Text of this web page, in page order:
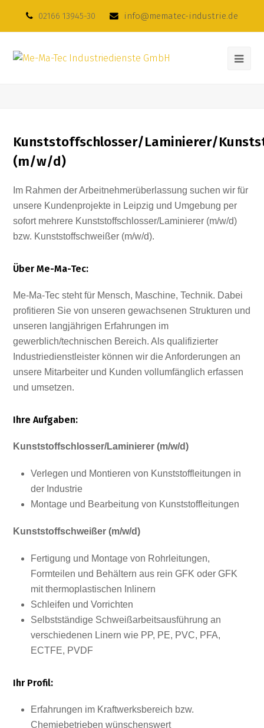
02166 13945-30 info@mematec-industrie.de
Kunststoffschlosser/Laminierer/
(m/w/d)
Im Rahmen der Arbeitnehmerüberlassung suchen wir für
unsere Kundenprojekte in Leipzig und Umgebung per
sofort mehrere Kunststoffschlosser/Laminierer (m/w/d)
bzw. Kunststoffschweißer (m/w/d).
Über Me-Ma-Tec:
Me-Ma-Tec steht für Mensch, Maschine, Technik. Dabei
profitieren Sie von unseren gewachsenen Strukturen und
unseren langjährigen Erfahrungen im
gewerblich/technischen Bereich. Als qualifizierter
Industriedienstleister können wir die Anforderungen an
unsere Mitarbeiter und Kunden vollumfänglich erfassen
und umsetzen.
Ihre Aufgaben:
Kunststoffschlosser/Laminierer (m/w/d)
Verlegen und Montieren von Kunststoffleitungen in
der Industrie
Montage und Bearbeitung von Kunststoffleitungen
Kunststoffschweißer (m/w/d)
Fertigung und Montage von Rohrleitungen,
Formteilen und Behältern aus rein GFK oder GFK
mit thermoplastischen Inlinern
Schleifen und Vorrichten
Selbstständige Schweißarbeitsausführung an
verschiedenen Linern wie PP, PE, PVC, PFA,
ECTFE, PVDF
Ihr Profil:
Erfahrungen im Kraftwerksbereich bzw.
Chemiebetrieben wünschenswert